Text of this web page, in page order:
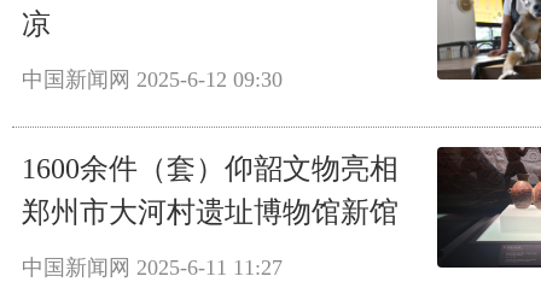
凉
中国新闻网 2025-6-12 09:30
1600余件（套）仰韶文物亮相
郑州市大河村遗址博物馆新馆
中国新闻网 2025-6-11 11:27